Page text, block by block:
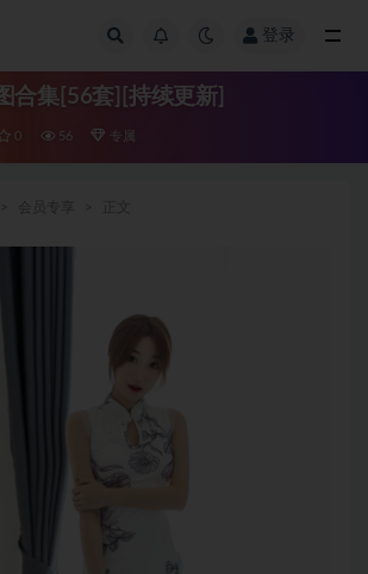
登录
合集[56套][持续更新]
0 56 专属